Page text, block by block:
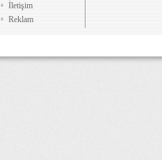
İletişim
Reklam